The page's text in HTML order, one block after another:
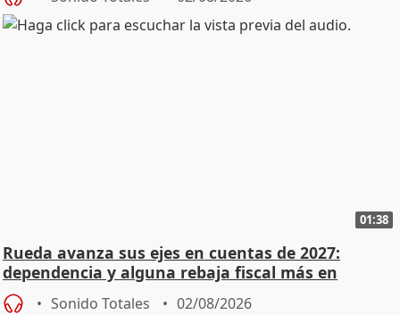
01:38
Rueda avanza sus ejes en cuentas de 2027:
dependencia y alguna rebaja fiscal más en
vivienda
Sonido Totales 02/08/2026